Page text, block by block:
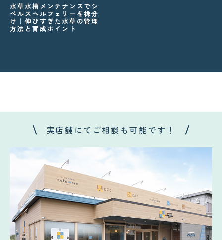
水草水槽メンテナンスでシ
ペルスヘルフェリーを株分
け｜伸びすぎた水草の管理
方法と育成ポイント
実店舗にてご相談も可能です！